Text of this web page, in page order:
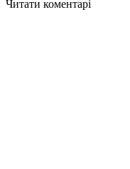
Читати коментарі